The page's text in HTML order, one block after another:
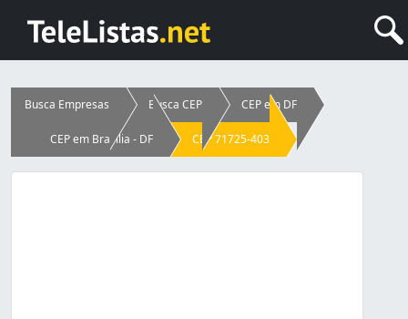
Busca Empresas Busca CEP CEP em DF
CEP em Brasília - DF CEP 71725-403